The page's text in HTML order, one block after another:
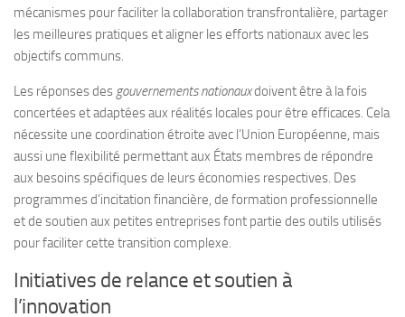
mécanismes pour faciliter la collaboration transfrontalière, partager
les meilleures pratiques et aligner les efforts nationaux avec les
objectifs communs.
Les réponses des gouvernements nationauxdoivent être à la fois
concertées et adaptées aux réalités locales pour être efficaces. Cela
nécessite une coordination étroite avec l’Union Européenne, mais
aussi une flexibilité permettant aux États membres de répondre
aux besoins spécifiques de leurs économies respectives. Des
programmes d’incitation financière, de formation professionnelle
et de soutien aux petites entreprises font partie des outils utilisés
pour faciliter cette transition complexe.
Initiatives de relance et soutien à
l’innovation